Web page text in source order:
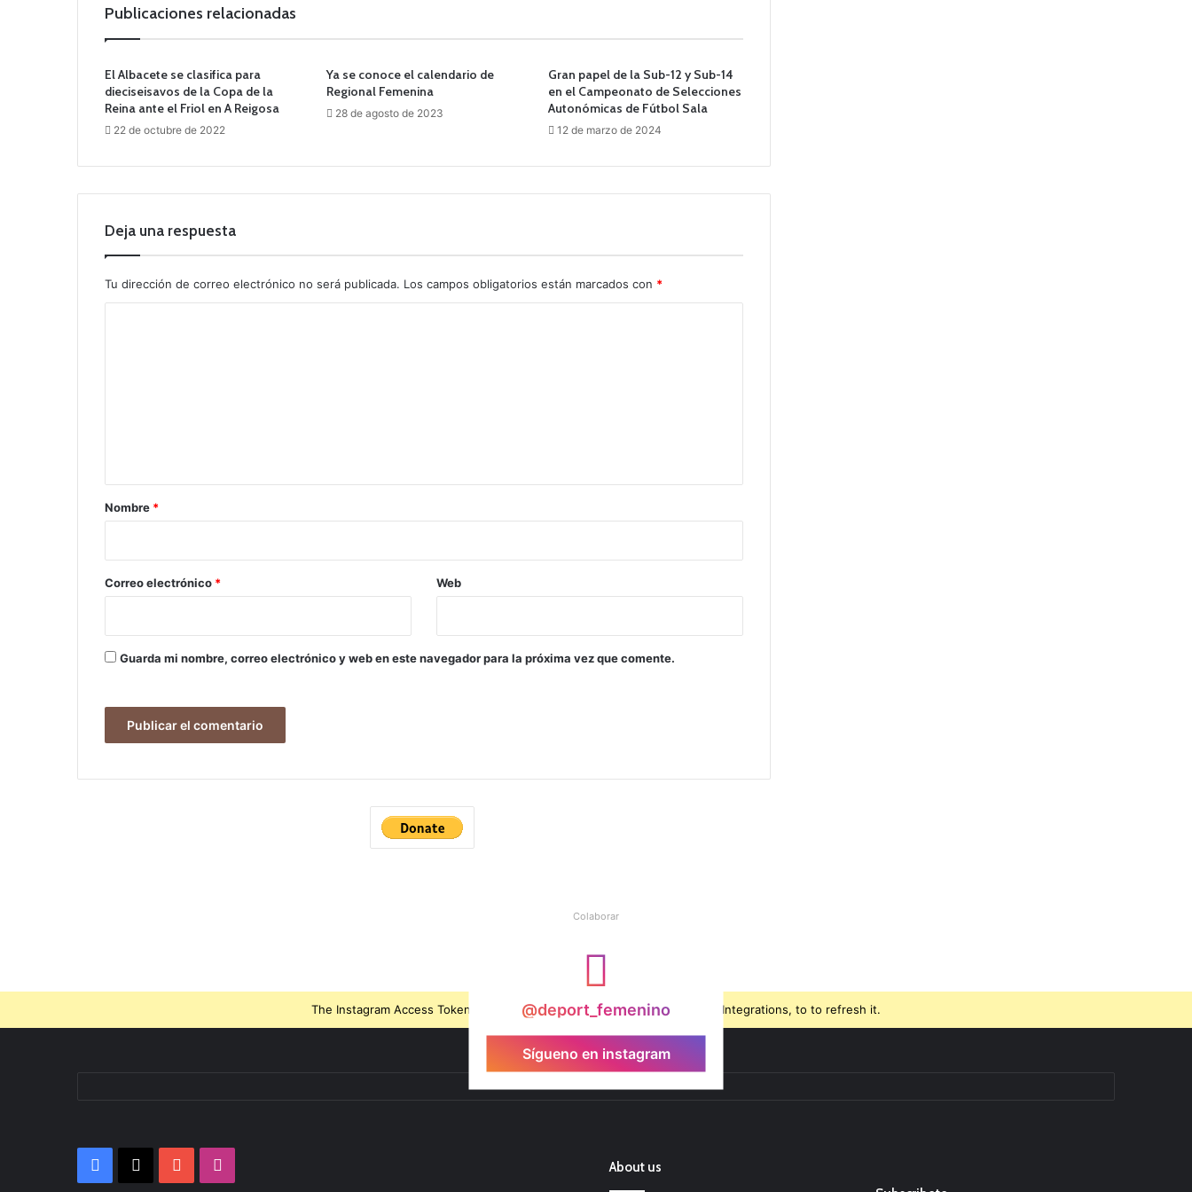
Publicaciones relacionadas
El Albacete se clasifica para
dieciseisavos de la Copa de la
Reina ante el Friol en A Reigosa
22 de octubre de 2022
Ya se conoce el calendario de
Regional Femenina
28 de agosto de 2023
Gran papel de la Sub-12 y Sub-14
en el Campeonato de Selecciones
Autonómicas de Fútbol Sala
12 de marzo de 2024
Deja una respuesta
Tu dirección de correo electrónico no será publicada. Los campos obligatorios están marcados con *
r
*
Nombre *
Correo electrónico * Web
Guarda mi nombre, correo electrónico y web en este navegador para la próxima vez que comente.
Colaborar
@deport_femenino
Sígueno en instagram
The Instagram Access Token is expired, Go to the Theme options page > Integrations, to to refresh it.
Facebook YouTube
About us